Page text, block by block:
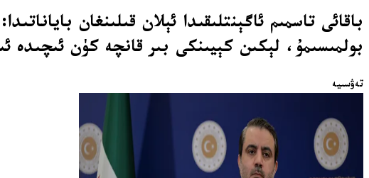
باقائى تاسمىم ئاگېنتلىقىدا ئېلان قىلىنغان
بولمىسىمۇ، لېكىن كېيىنكى بىر قانچە كۈن ئىچىدە
تەۋسىيە